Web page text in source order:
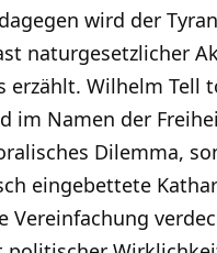
wird der
naturgesetzlicher
erzählt. Wilhelm Tell
im Namen der
Dilemma,
eingebettete
Vereinfachung